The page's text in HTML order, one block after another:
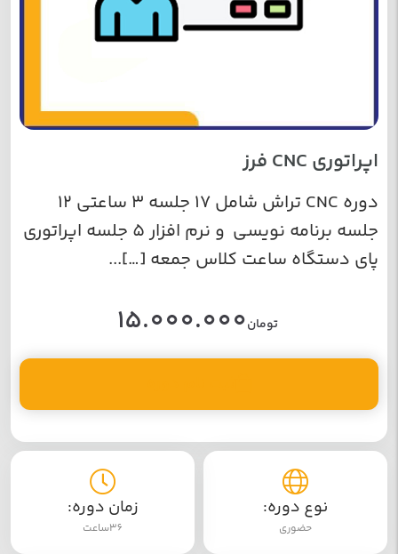
اپراتوری CNC فرز
دوره CNC تراش شامل 17 جلسه 3 ساعتی 12
جلسه برنامه نویسی و نرم افزار 5 جلسه اپراتوری
پای دستگاه ساعت کلاس جمعه […]...
تومان15.000.000
نوع دوره:
حضوری
زمان دوره:
36ساعت